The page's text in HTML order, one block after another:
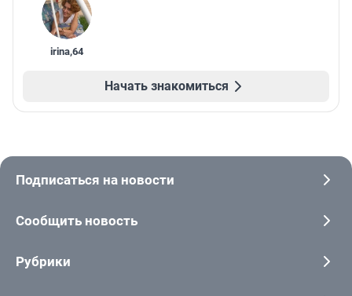
irina,64
Начать знакомиться
Подписаться на новости
Сообщить новость
Рубрики